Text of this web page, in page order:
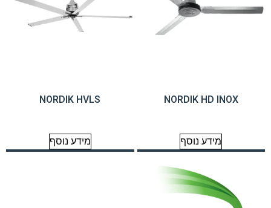
NORDIK HD INOX
מידע נוסף
NORDIK HVLS
מידע נוסף